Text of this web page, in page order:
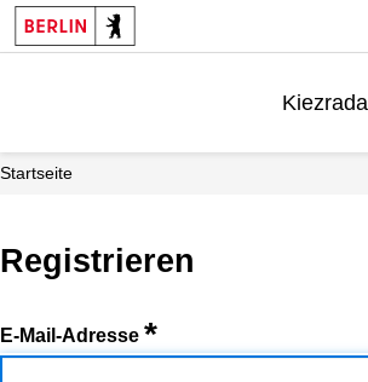
Startseite
Registrieren
E-Mail-Adresse *